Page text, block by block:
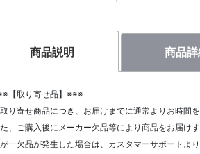
商品説明 商品詳
【取り寄せ品】※※※
り寄せ商品につき、お届けまでに通常よりお時間
た、ご購入後にメーカー欠品等により商品をお届け
一欠品が発生した場合は、カスタマーサポートよ